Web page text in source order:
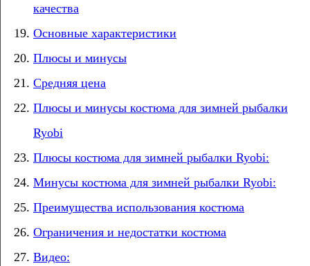
качества
Основные характеристики
Плюсы и минусы
Средняя цена
Плюсы и минусы костюма для зимней рыбалки
Ryobi
Плюсы костюма для зимней рыбалки Ryobi:
Минусы костюма для зимней рыбалки Ryobi:
Преимущества использования костюма
Ограничения и недостатки костюма
Видео: